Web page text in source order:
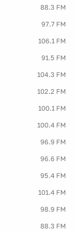
88.3 FM
97.7 FM
106.1 FM
91.5 FM
104.3 FM
102.2 FM
100.1 FM
100.4 FM
96.9 FM
96.6 FM
95.4 FM
101.4 FM
98.9 FM
88.3 FM